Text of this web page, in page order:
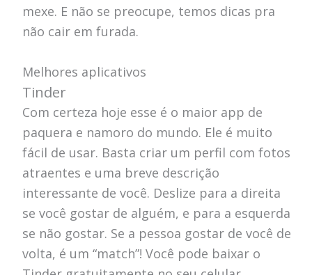
mexe. E não se preocupe, temos dicas pra
não cair em furada.
Melhores aplicativos
Tinder
Com certeza hoje esse é o maior app de
paquera e namoro do mundo. Ele é muito
fácil de usar. Basta criar um perfil com fotos
atraentes e uma breve descrição
interessante de você. Deslize para a direita
se você gostar de alguém, e para a esquerda
se não gostar. Se a pessoa gostar de você de
volta, é um “match”! Você pode baixar o